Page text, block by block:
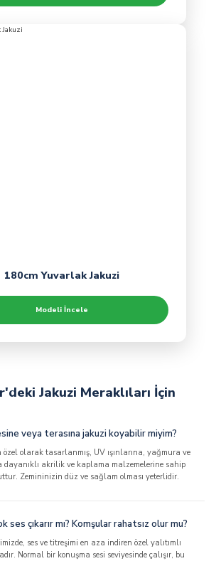
180cm Yuvarlak Jakuzi
Modeli İncele
Jakuzi Meraklıları İçin
veya terasına jakuzi koyabilir miyim?
özel olarak tasarlanmış, UV ışınlarına, yağmura ve
dayanıklı akrilik ve kaplama malzemelerine sahip
Zemininizin düz ve sağlam olması yeterlidir.
ses çıkarır mı? Komşular rahatsız olur mu?
ses ve titreşimi en aza indiren özel yalıtımlı
Normal bir konuşma sesi seviyesinde çalışır, bu